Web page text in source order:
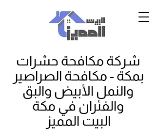
شركة مكافحة حشرات
بمكة - مكافحة الصراصير
والنمل الأبيض والبق
والفئران في مكة
البيت المميز